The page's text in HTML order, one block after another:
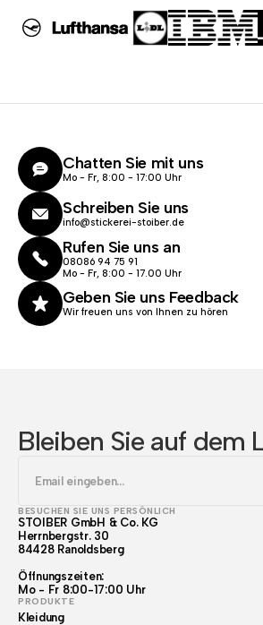
Chatten Sie mit uns
Mo - Fr, 8:00 - 17:00 Uhr
Schreiben Sie uns
info@stickerei-stoiber.de
Rufen Sie uns an
08086 94 75 91
Mo - Fr, 8:00 - 17.00 Uhr
Geben Sie uns Feedback
Wir freuen uns von Ihnen zu hören
Bleiben Sie auf dem
BESUCHEN SIE UNS PERSÖNLICH
STOIBER GmbH & Co. KG
Herrnbergstr. 30
84428 Ranoldsberg
Öffnungszeiten:
Mo - Fr 8:00-17:00 Uhr
PRODUKTE
Kleidung